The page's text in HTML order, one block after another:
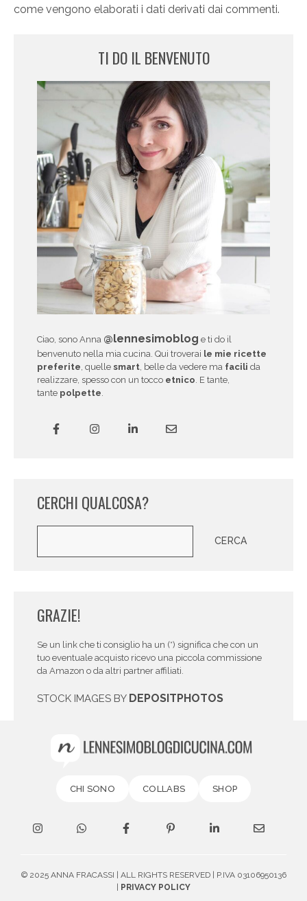
come vengono elaborati i dati derivati dai commenti.
TI DO IL BENVENUTO
Ciao, sono Anna @lennesimoblog e ti do il
benvenuto nella mia cucina. Qui troverai le mie ricette
preferite, quelle smart, belle da vedere ma facili da
realizzare, spesso con un tocco etnico. E tante,
tante polpette.
CERCHI QUALCOSA?
CERCA
GRAZIE!
Se un link che ti consiglio ha un (*) significa che con un
tuo eventuale acquisto ricevo una piccola commissione
da Amazon o da altri partner affiliati.
STOCK IMAGES BY DEPOSITPHOTOS
CHI SONO COLLABS SHOP
© 2025 ANNA FRACASSI | ALL RIGHTS RESERVED | P.IVA 03106950136
PRIVACY POLICY